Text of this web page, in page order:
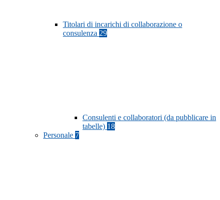
Titolari di incarichi di collaborazione o
consulenza 29
Consulenti e collaboratori (da pubblicare in
tabelle) 18
Personale 7